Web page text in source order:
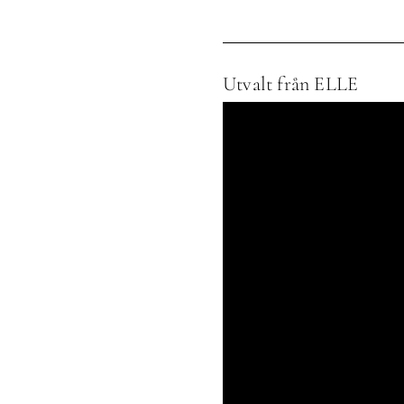
Utvalt från ELLE